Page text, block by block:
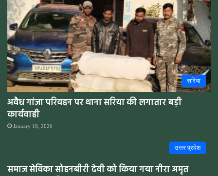
सरिया
अवैध गांजा परिवहन पर थाना सरिया की लगातार बड़ी
कार्यवाही
January 18, 2026
उत्तर प्रदेश
समाज सेविका सोहनबीरी देवी को किया गया नीरा अमृत